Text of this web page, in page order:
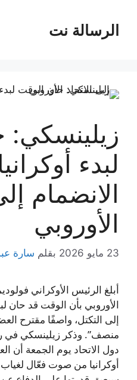
المحتوىالرسالة نت
زيلينسكي:
لبدء
الانضمام
الأوروبي
23 مايو 2026 بقلم سارة
أبلغ الرئيس الأوكراني
الأوروبي بأن الوقت قد حان
إلى التكتل، واصفًا مقترح
منصف”. وذكر زيلينسكي في
دول الاتحاد يوم الجمعة أن
أوكرانيا من صوت فعّال